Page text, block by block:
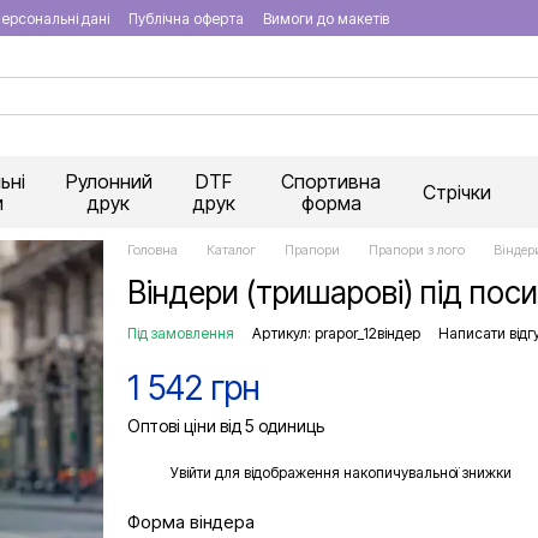
дані Публічна оферта Вимоги до макетів
Рулонний
друк
DTF
друк
Спортивна
форма
Стрічки
Головна Каталог Прапори Прапори з лого
Віндери (тришарові) під
Під замовлення Артикул: prapor_12віндер Написати
1 542 грн
Оптові ціни від 5 одиниць
Увійти для відображення накопичувальної знижки
Форма віндера